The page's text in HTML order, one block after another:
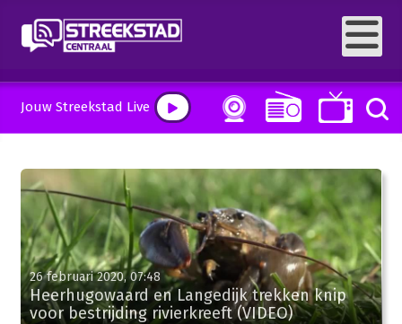
Jouw Streekstad Live
26 februari 2020, 07:48
Heerhugowaard en Langedijk trekken knip
voor bestrijding rivierkreeft (VIDEO)